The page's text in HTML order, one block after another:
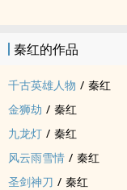
秦红的作品
千古英雄人物 / 秦红
金狮劫 / 秦红
九龙灯 / 秦红
风云雨雪情 / 秦红
圣剑神刀 / 秦红